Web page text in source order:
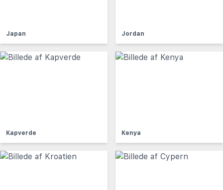
Japan Jordan
Kapverde Kenya